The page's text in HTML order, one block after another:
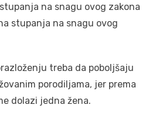
na snagu ovog zakona
stupanja na snagu ovog
treba da poboljšaju
porodiljama, jer prema
dolazi jedna žena.